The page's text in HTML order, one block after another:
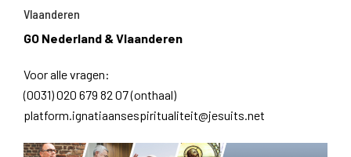
Vlaanderen
GO Nederland & Vlaanderen
Voor alle vragen:
(0031) 020 679 82 07 (onthaal)
platform.ignatiaansespiritualiteit@jesuits.net